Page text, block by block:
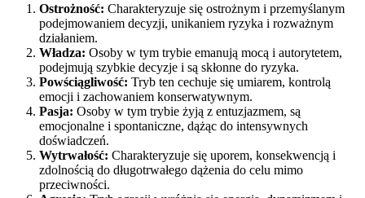
Ostrożność: Charakteryzuje się ostrożnym i przemyślanym
podejmowaniem decyzji, unikaniem ryzyka i rozważnym
działaniem.
Władza: Osoby w tym trybie emanują mocą i autorytetem,
podejmują szybkie decyzje i są skłonne do ryzyka.
Powściągliwość: Tryb ten cechuje się umiarem, kontrolą
emocji i zachowaniem konserwatywnym.
Pasja: Osoby w tym trybie żyją z entuzjazmem, są
emocjonalne i spontaniczne, dążąc do intensywnych
doświadczeń.
Wytrwałość: Charakteryzuje się uporem, konsekwencją i
zdolnością do długotrwałego dążenia do celu mimo
przeciwności.